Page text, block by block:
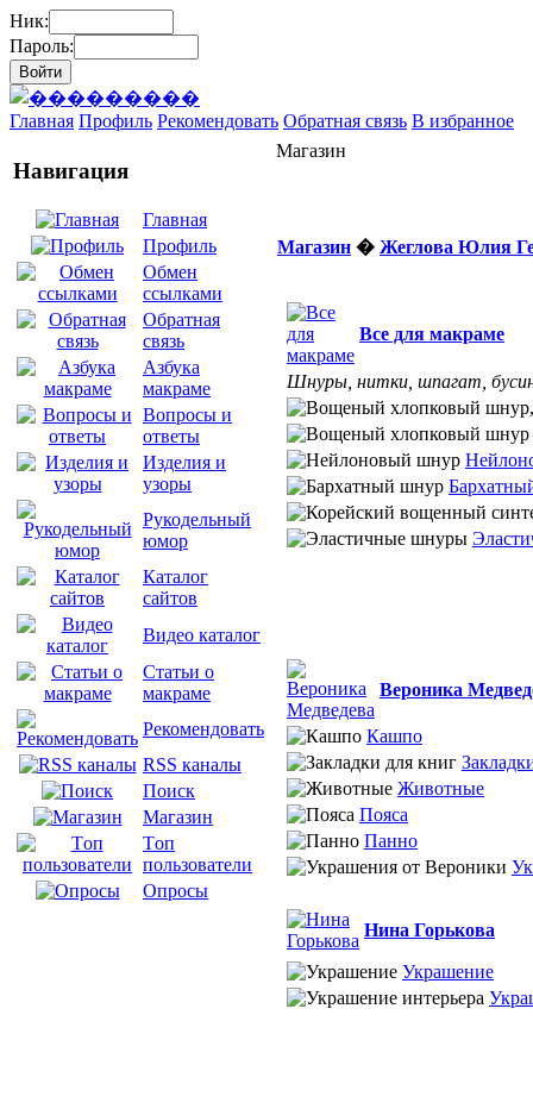
Ник:
Пароль:
Главная Профиль Рекомендовать Обратная связь В избранное
Навигация
Главная
Профиль
Обмен
ссылками
Обратная
связь
Азбука
макраме
Вопросы и
ответы
Изделия и
узоры
Рукодельный
юмор
Каталог
сайтов
Видео каталог
Статьи о
макраме
Рекомендовать
RSS каналы
Поиск
Магазин
Tоп
пользователи
Опросы
Магазин
Магазин � Жеглова Юлия
Все для макраме
Шнуры, нитки, шпагат,
Вероника
Кашпо
Животные
Пояса
Панно
Нина Горькова
Украшение